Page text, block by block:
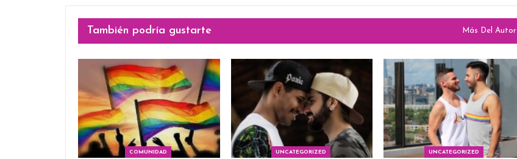
También podría gustarte Más Del Autor
COMUNIDAD UNCATEGORIZED UNCATEGORIZED